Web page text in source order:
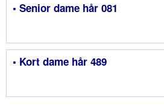
• Senior dame hår 081
• Kort dame hår 489